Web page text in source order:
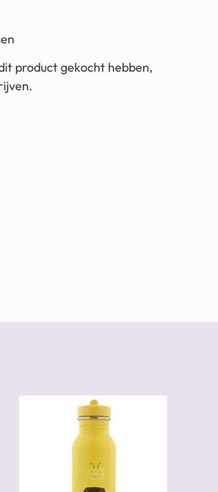
product gekocht hebben,